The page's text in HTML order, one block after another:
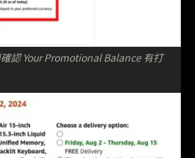
認 Your Promotional Balance 有打